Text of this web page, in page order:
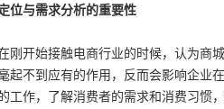
位与需求分析的重要性
刚开始接触电商行业的时候，认为商
起不到应有的作用，反而会影响企业
工作，了解消费者的需求和消费习惯